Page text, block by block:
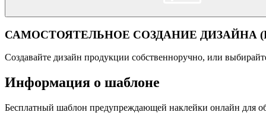
САМОСТОЯТЕЛЬНОЕ СОЗДАНИЕ ДИЗАЙНА
Создавайте дизайн продукции собственноручно, или
Информация о шаблоне
Бесплатный шаблон предупреждающей наклейки онлайн для